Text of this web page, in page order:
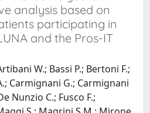
analysis based on
participating in
and the Pros-IT
W.; Bassi P.; Bertoni F.;
Carmignani G.; Carmignani
Nunzio C.; Fusco F.;